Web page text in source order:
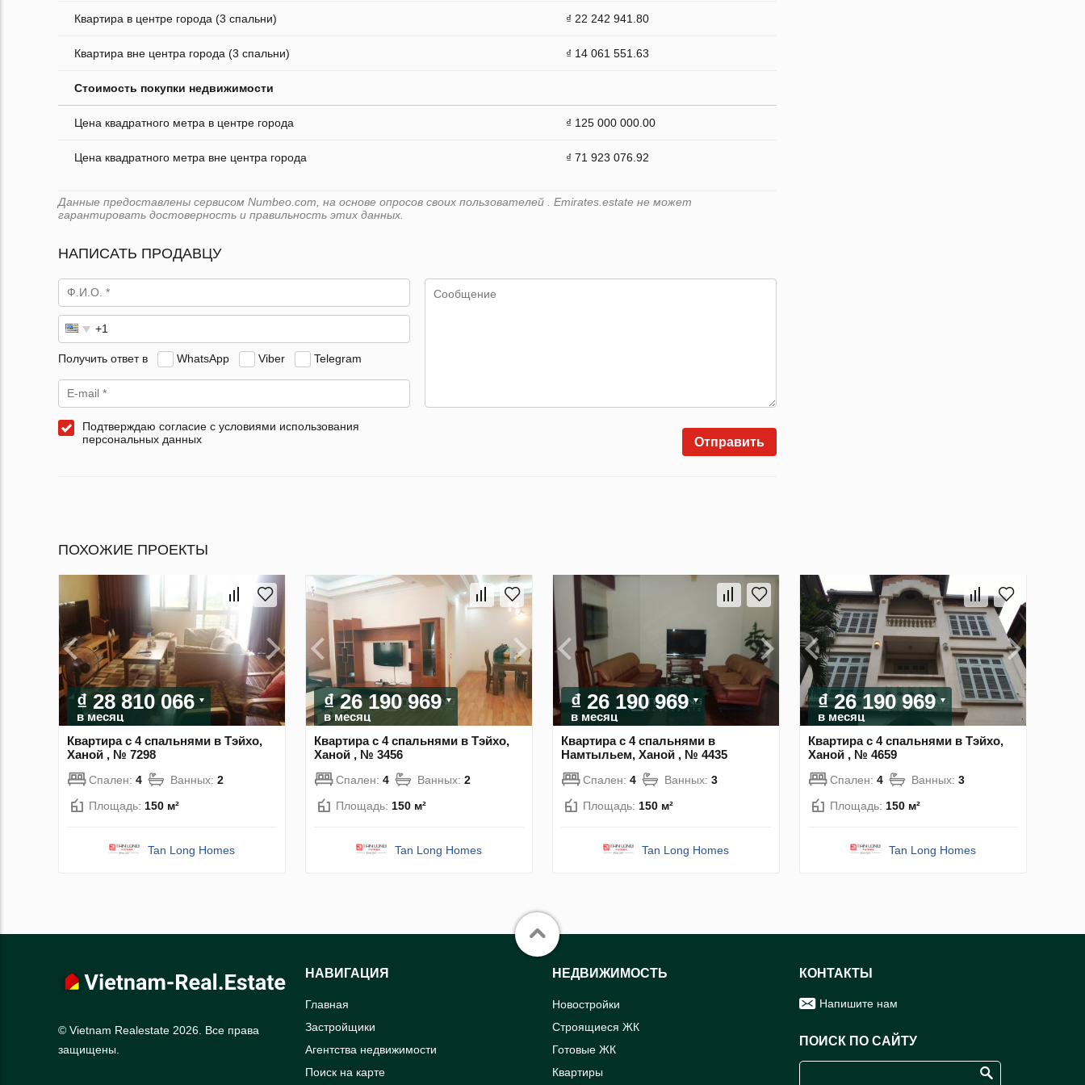
Квартира в центре города (3 спальни) ₫ 22 242 941.80
Квартира вне центра города (3 спальни) ₫ 14 061 551.63
Стоимость покупки недвижимости
Цена квадратного метра в центре города ₫ 125 000 000.00
Цена квадратного метра вне центра города ₫ 71 923 076.92
Данные предоставлены сервисом Numbeo.com, на основе опросов своих пользователей . Emirates.estate не может
гарантировать достоверность и правильность этих данных.
НАПИСАТЬ ПРОДАВЦУ
Получить ответ в WhatsApp Viber Telegram
Подтверждаю согласие с условиями использования
персональных данных
Отправить
ПОХОЖИЕ ПРОЕКТЫ
₫ 28 810 066
в месяц
Квартира с 4 спальнями в Тэйхо,
Ханой , № 7298
Спален: 4 Ванных: 2
Площадь: 150 м²
Tan Long Homes
₫ 26 190 969
в месяц
Квартира с 4 спальнями в Тэйхо,
Ханой , № 3456
Спален: 4 Ванных: 2
Площадь: 150 м²
Tan Long Homes
₫ 26 190 969
в месяц
Квартира с 4 спальнями в
Намтыльем, Ханой , № 4435
Спален: 4 Ванных: 3
Площадь: 150 м²
Tan Long Homes
₫ 26 190 969
в месяц
Квартира с 4 спальнями в Тэйхо,
Ханой , № 4659
Спален: 4 Ванных: 3
Площадь: 150 м²
Tan Long Homes
© Vietnam Realestate 2026. Все права
защищены.
НАВИГАЦИЯ
Главная
Застройщики
Агентства недвижимости
Поиск на карте
НЕДВИЖИМОСТЬ
Новостройки
Строящиеся ЖК
Готовые ЖК
Квартиры
КОНТАКТЫ
Напишите нам
ПОИСК ПО САЙТУ